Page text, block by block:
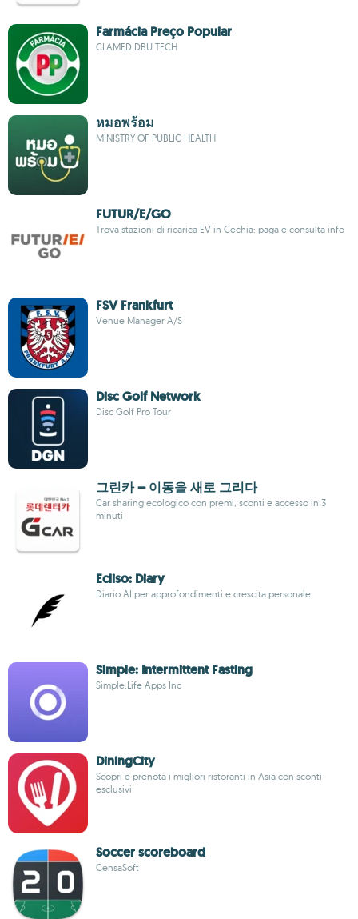
Farmácia Preço Popular
CLAMED DBU TECH
หมอพร้อม
MINISTRY OF PUBLIC HEALTH
FUTUR/E/GO
Trova stazioni di ricarica EV in Cechia: paga e consulta info
FSV Frankfurt
Venue Manager A/S
Disc Golf Network
Disc Golf Pro Tour
그린카 – 이동을 새로 그리다
Car sharing ecologico con premi, sconti e accesso in 3
minuti
Ecliso: Diary
Diario AI per approfondimenti e crescita personale
Simple: Intermittent Fasting
Simple.Life Apps Inc
DiningCity
Scopri e prenota i migliori ristoranti in Asia con sconti
esclusivi
Soccer scoreboard
CensaSoft